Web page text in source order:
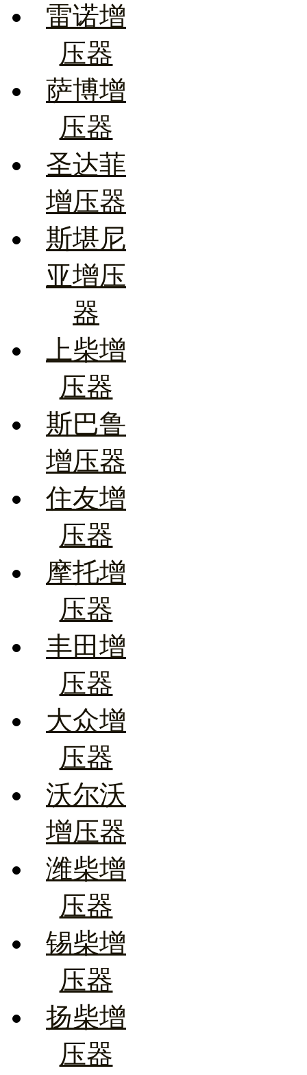
雷诺增
压器
萨博增
压器
圣达菲
增压器
斯堪尼
亚增压
器
上柴增
压器
斯巴鲁
增压器
住友增
压器
摩托增
压器
丰田增
压器
大众增
压器
沃尔沃
增压器
潍柴增
压器
锡柴增
压器
扬柴增
压器